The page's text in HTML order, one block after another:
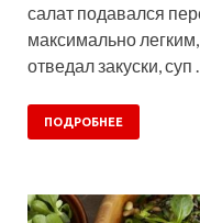
салат подавался
максимально
отведал закуски, суп
ПОДРОБНЕЕ